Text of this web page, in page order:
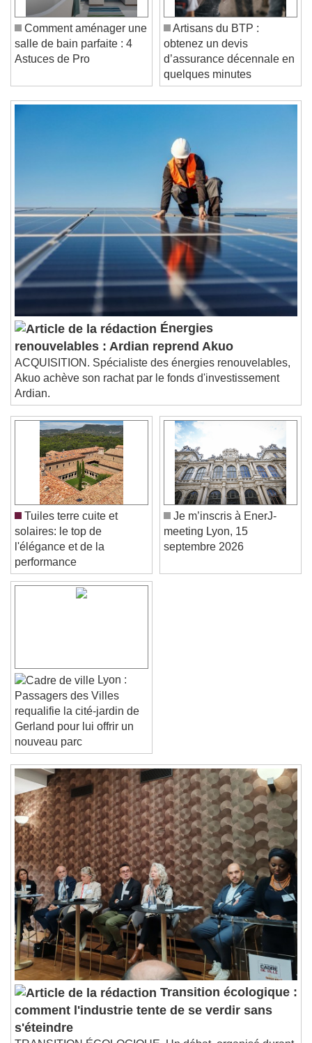
Duration-:-
Loaded:0%
Stream Type
Seek to live, currently behind live
LIVE
Remaining Time-0:00
, selected
Subtitles
subtitles settings, opens subtitles
subtitles off
, selected
Audio Track
Picture-in-Picture
Fullscreen
This is a modal window.
Beginning of dialog window. Escape will cancel
and close the window.
Text
Color Opacity
Text Background
Color
Caption Area Background
Color
Font Size
Text Edge Style
Reset
Done
Close Modal Dialog
End of dialog window.
Comment aménager une
salle de bain parfaite : 4
Artisans du BTP :
obtenez un devis
d’assurance décennale en
quelques minutes
Énergies
renouvelables : Ardian reprend Akuo
ACQUISITION. Spécialiste des énergies renouvelables,
Akuo achève son rachat par le fonds d'investissement
Ardian.
Tuiles terre cuite et
solaires: le top de
l'élégance et de la
performance
Je m’inscris à EnerJ-
meeting Lyon, 15
Lyon :
Passagers des Villes
requalifie la cité-jardin de
Gerland pour lui offrir un
nouveau parc
Transition écologique :
comment l'industrie tente de se verdir sans
s'éteindre